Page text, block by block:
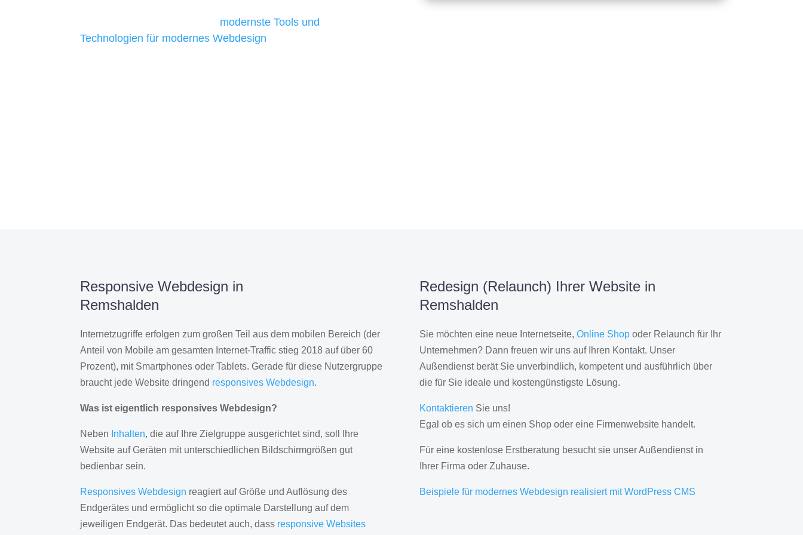
modernste Tools und
Technologien für modernes Webdesign
Responsive Webdesign in
Remshalden
Internetzugriffe erfolgen zum großen Teil aus dem mobilen Bereich (der
Anteil von Mobile am gesamten Internet-Traffic stieg 2018 auf über 60
Prozent), mit Smartphones oder Tablets. Gerade für diese Nutzergruppe
braucht jede Website dringend responsives Webdesign.
Was ist eigentlich responsives Webdesign?
Neben Inhalten, die auf Ihre Zielgruppe ausgerichtet sind, soll Ihre
Website auf Geräten mit unterschiedlichen Bildschirmgrößen gut
bedienbar sein.
Responsives Webdesign reagiert auf Größe und Auflösung des
Endgerätes und ermöglicht so die optimale Darstellung auf dem
jeweiligen Endgerät. Das bedeutet auch, dass responsive Websites
Redesign (Relaunch) Ihrer Website in
Remshalden
Sie möchten eine neue Internetseite, Online Shopoder Relaunch für Ihr
Unternehmen? Dann freuen wir uns auf Ihren Kontakt. Unser
Außendienst berät Sie unverbindlich, kompetent und ausführlich über
die für Sie ideale und kostengünstigste Lösung.
Kontaktieren Sie uns!
Egal ob es sich um einen Shop oder eine Firmenwebsite handelt.
Für eine kostenlose Erstberatung besucht sie unser Außendienst in
Ihrer Firma oder Zuhause.
Beispiele für modernes Webdesign realisiert mit WordPress CMS